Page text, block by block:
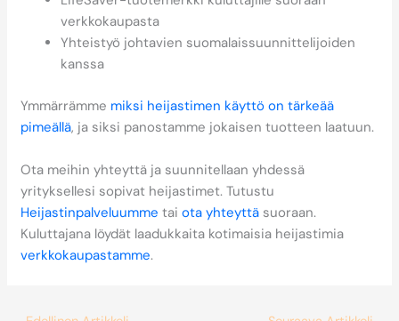
verkkokaupasta
Yhteistyö johtavien suomalais­suunnittelijoiden
kanssa
Ymmärrämme miksi heijastimen käyttö on tärkeää
pimeällä, ja siksi panostamme jokaisen tuotteen laatuun.
Ota meihin yhteyttä ja suunnitellaan yhdessä
yrityksellesi sopivat heijastimet. Tutustu
Heijastinpalveluumme taiota yhteyttä suoraan.
Kuluttajana löydät laadukkaita kotimaisia heijastimia
verkkokaupastamme.